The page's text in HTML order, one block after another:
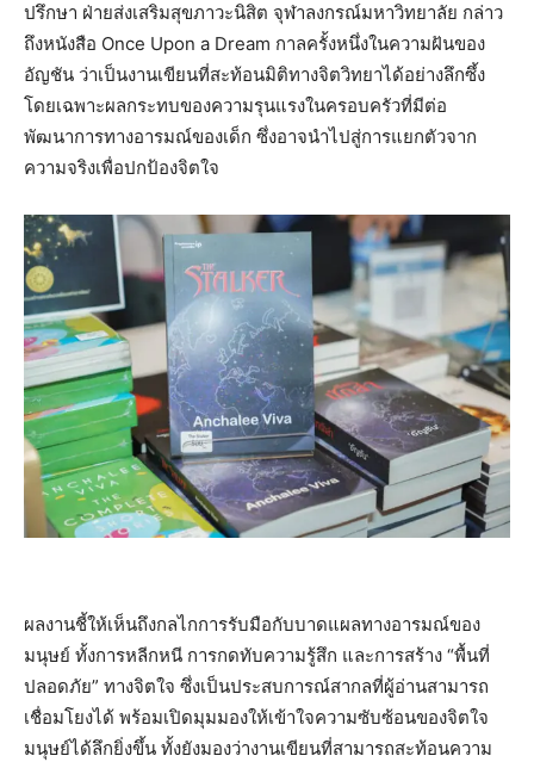
ปรึกษา ฝ่ายส่งเสริมสุขภาวะนิสิต จุฬาลงกรณ์มหาวิทยาลัย กล่าว
ถึงหนังสือ Once Upon a Dream กาลครั้งหนึ่งในความฝันของ
อัญชัน ว่าเป็นงานเขียนที่สะท้อนมิติทางจิตวิทยาได้อย่างลึกซึ้ง
โดยเฉพาะผลกระทบของความรุนแรงในครอบครัวที่มีต่อ
พัฒนาการทางอารมณ์ของเด็ก ซึ่งอาจนำไปสู่การแยกตัวจาก
ความจริงเพื่อปกป้องจิตใจ
ผลงานชี้ให้เห็นถึงกลไกการรับมือกับบาดแผลทางอารมณ์ของ
มนุษย์ ทั้งการหลีกหนี การกดทับความรู้สึก และการสร้าง “พื้นที่
ปลอดภัย” ทางจิตใจ ซึ่งเป็นประสบการณ์สากลที่ผู้อ่านสามารถ
เชื่อมโยงได้ พร้อมเปิดมุมมองให้เข้าใจความซับซ้อนของจิตใจ
มนุษย์ได้ลึกยิ่งขึ้น ทั้งยังมองว่างานเขียนที่สามารถสะท้อนความ